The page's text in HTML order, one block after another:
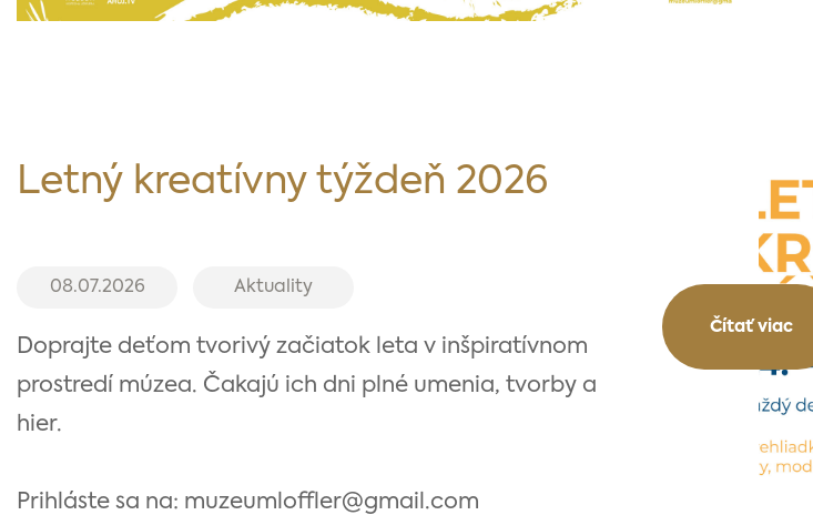
Čítať viac
Letný kreatívny týždeň 2026
08.07.2026 Aktuality
Doprajte deťom tvorivý začiatok leta v inšpiratívnom
prostredí múzea. Čakajú ich dni plné umenia, tvorby a
hier.
Prihláste sa na: muzeumloffler@gmail.com